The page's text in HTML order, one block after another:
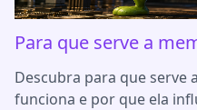
Para que serve a
Descubra para que serve
funciona e por que ela